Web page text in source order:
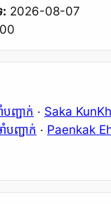
: 2026-08-07
បញ្ជាក់ · Saka
បញ្ជាក់ · Paenkak